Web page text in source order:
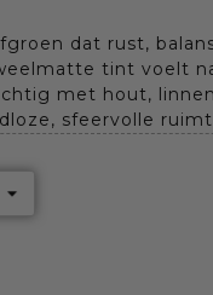
dat rust,
tint voelt
met hout,
sfeervolle